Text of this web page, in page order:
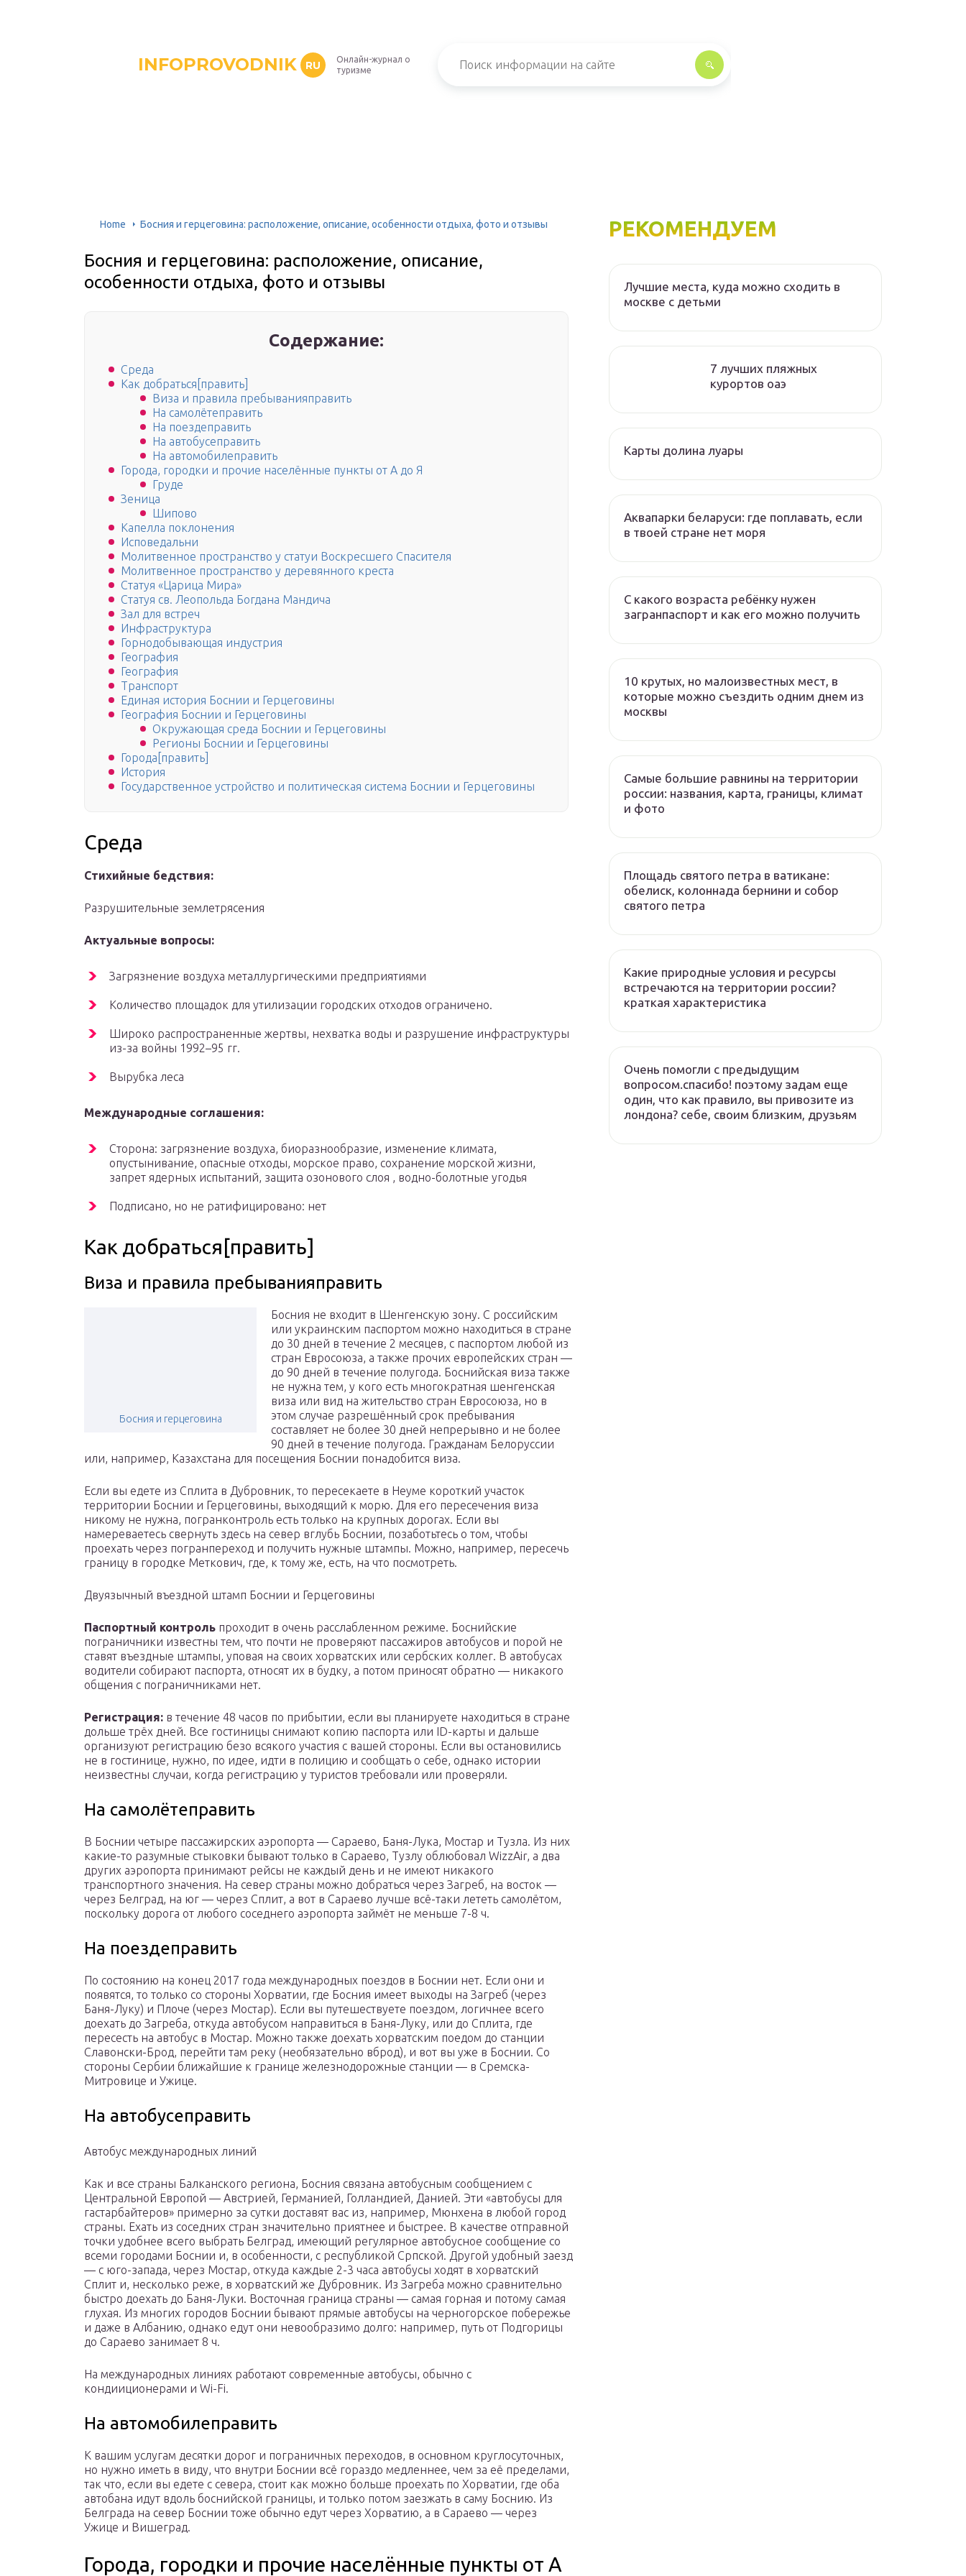
INFOPROVODNIK RU
Онлайн-журнал о
туризме
Home Босния и герцеговина: расположение, описание, особенности отдыха, фото и отзывы
Босния и герцеговина: расположение, описание,
особенности отдыха, фото и отзывы
Содержание:
Среда
Как добраться[править]
Виза и правила пребыванияправить
На самолётеправить
На поездеправить
На автобусеправить
На автомобилеправить
Города, городки и прочие населённые пункты от А до Я
Груде
Зеница
Шипово
Капелла поклонения
Исповедальни
Молитвенное пространство у статуи Воскресшего Спасителя
Молитвенное пространство у деревянного креста
Статуя «Царица Мира»
Статуя св. Леопольда Богдана Мандича
Зал для встреч
Инфраструктура
Горнодобывающая индустрия
География
География
Транспорт
Единая история Боснии и Герцеговины
География Боснии и Герцеговины
Окружающая среда Боснии и Герцеговины
Регионы Боснии и Герцеговины
Города[править]
История
Государственное устройство и политическая система Боснии и Герцеговины
Среда
Стихийные бедствия:
Разрушительные землетрясения
Актуальные вопросы:
Загрязнение воздуха металлургическими предприятиями
Количество площадок для утилизации городских отходов ограничено.
Широко распространенные жертвы, нехватка воды и разрушение инфраструктуры
из-за войны 1992–95 гг.
Вырубка леса
Международные соглашения:
Сторона: загрязнение воздуха, биоразнообразие, изменение климата,
опустынивание, опасные отходы, морское право, сохранение морской жизни,
запрет ядерных испытаний, защита озонового слоя , водно-болотные угодья
Подписано, но не ратифицировано: нет
Как добраться[править]
Виза и правила пребыванияправить
Босния и герцеговина
Босния не входит в Шенгенскую зону. С российским
или украинским паспортом можно находиться в стране
до 30 дней в течение 2 месяцев, с паспортом любой из
стран Евросоюза, а также прочих европейских стран —
до 90 дней в течение полугода. Боснийская виза также
не нужна тем, у кого есть многократная шенгенская
виза или вид на жительство стран Евросоюза, но в
этом случае разрешённый срок пребывания
составляет не более 30 дней непрерывно и не более
90 дней в течение полугода. Гражданам Белоруссии
или, например, Казахстана для посещения Боснии понадобится виза.
Если вы едете из Сплита в Дубровник, то пересекаете в Неуме короткий участок
территории Боснии и Герцеговины, выходящий к морю. Для его пересечения виза
никому не нужна, погранконтроль есть только на крупных дорогах. Если вы
намереваетесь свернуть здесь на север вглубь Боснии, позаботьтесь о том, чтобы
проехать через погранпереход и получить нужные штампы. Можно, например, пересечь
границу в городке Меткович, где, к тому же, есть, на что посмотреть.
Двуязычный въездной штамп Боснии и Герцеговины
Паспортный контроль проходит в очень расслабленном режиме. Боснийские
пограничники известны тем, что почти не проверяют пассажиров автобусов и порой не
ставят въездные штампы, уповая на своих хорватских или сербских коллег. В автобусах
водители собирают паспорта, относят их в будку, а потом приносят обратно — никакого
общения с пограничниками нет.
Регистрация: в течение 48 часов по прибытии, если вы планируете находиться в стране
дольше трёх дней. Все гостиницы снимают копию паспорта или ID-карты и дальше
организуют регистрацию безо всякого участия с вашей стороны. Если вы остановились
не в гостинице, нужно, по идее, идти в полицию и сообщать о себе, однако истории
неизвестны случаи, когда регистрацию у туристов требовали или проверяли.
На самолётеправить
В Боснии четыре пассажирских аэропорта — Сараево, Баня-Лука, Мостар и Тузла. Из них
какие-то разумные стыковки бывают только в Сараево, Тузлу облюбовал WizzAir, а два
других аэропорта принимают рейсы не каждый день и не имеют никакого
транспортного значения. На север страны можно добраться через Загреб, на восток —
через Белград, на юг — через Сплит, а вот в Сараево лучше всё-таки лететь самолётом,
поскольку дорога от любого соседнего аэропорта займёт не меньше 7-8 ч.
На поездеправить
По состоянию на конец 2017 года международных поездов в Боснии нет. Если они и
появятся, то только со стороны Хорватии, где Босния имеет выходы на Загреб (через
Баня-Луку) и Плоче (через Мостар). Если вы путешествуете поездом, логичнее всего
доехать до Загреба, откуда автобусом направиться в Баня-Луку, или до Сплита, где
пересесть на автобус в Мостар. Можно также доехать хорватским поедом до станции
Славонски-Брод, перейти там реку (необязательно вброд), и вот вы уже в Боснии. Со
стороны Сербии ближайшие к границе железнодорожные станции — в Сремска-
Митровице и Ужице.
На автобусеправить
Автобус международных линий
Как и все страны Балканского региона, Босния связана автобусным сообщением с
Центральной Европой — Австрией, Германией, Голландией, Данией. Эти «автобусы для
гастарбайтеров» примерно за сутки доставят вас из, например, Мюнхена в любой город
страны. Ехать из соседних стран значительно приятнее и быстрее. В качестве отправной
точки удобнее всего выбрать Белград, имеющий регулярное автобусное сообщение со
всеми городами Боснии и, в особенности, с республикой Српской. Другой удобный заезд
— с юго-запада, через Мостар, откуда каждые 2-3 часа автобусы ходят в хорватский
Сплит и, несколько реже, в хорватский же Дубровник. Из Загреба можно сравнительно
быстро доехать до Баня-Луки. Восточная граница страны — самая горная и потому самая
глухая. Из многих городов Боснии бывают прямые автобусы на черногорское побережье
и даже в Албанию, однако едут они невообразимо долго: например, путь от Подгорицы
до Сараево занимает 8 ч.
На международных линиях работают современные автобусы, обычно с
кондииционерами и Wi-Fi.
На автомобилеправить
К вашим услугам десятки дорог и пограничных переходов, в основном круглосуточных,
но нужно иметь в виду, что внутри Боснии всё гораздо медленнее, чем за её пределами,
так что, если вы едете с севера, стоит как можно больше проехать по Хорватии, где оба
автобана идут вдоль боснийской границы, и только потом заезжать в саму Боснию. Из
Белграда на север Боснии тоже обычно едут через Хорватию, а в Сараево — через
Ужице и Вишеград.
Города, городки и прочие населённые пункты от А
РЕКОМЕНДУЕМ
Лучшие места, куда можно сходить в
москве с детьми
7 лучших пляжных
курортов оаэ
Карты долина луары
Аквапарки беларуси: где поплавать, если
в твоей стране нет моря
С какого возраста ребёнку нужен
загранпаспорт и как его можно получить
10 крутых, но малоизвестных мест, в
которые можно съездить одним днем из
москвы
Самые большие равнины на территории
россии: названия, карта, границы, климат
и фото
Площадь святого петра в ватикане:
обелиск, колоннада бернини и собор
святого петра
Какие природные условия и ресурсы
встречаются на территории россии?
краткая характеристика
Очень помогли с предыдущим
вопросом.спасибо! поэтому задам еще
один, что как правило, вы привозите из
лондона? себе, своим близким, друзьям